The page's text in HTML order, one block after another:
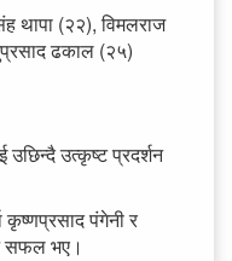
थापा (२२), विमलराज
ढकाल (२५)
उछिन्दै उत्कृष्ट प्रदर्शन
पंगेनी र
सफल भए।